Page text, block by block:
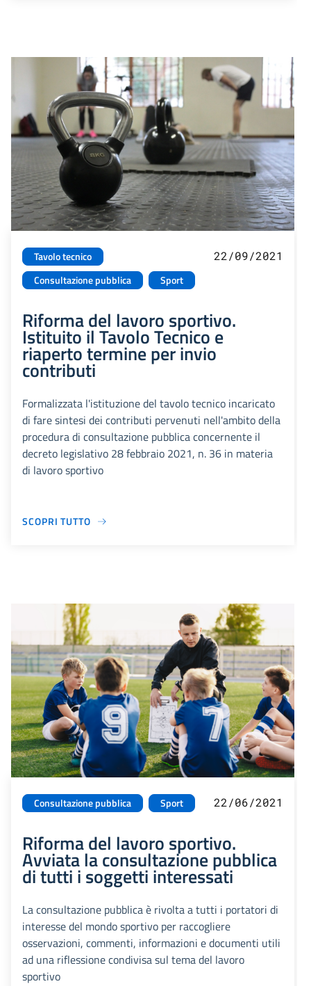
Tavolo tecnico
Consultazione pubblica
Sport
22/09/2021
Riforma del lavoro sportivo.
Istituito il Tavolo Tecnico e
riaperto termine per invio
contributi
Formalizzata l'istituzione del tavolo tecnico incaricato
di fare sintesi dei contributi pervenuti nell'ambito della
procedura di consultazione pubblica concernente il
decreto legislativo 28 febbraio 2021, n. 36 in materia
di lavoro sportivo
SCOPRI TUTTO
Consultazione pubblica Sport 22/06/2021
Riforma del lavoro sportivo.
Avviata la consultazione pubblica
di tutti i soggetti interessati
La consultazione pubblica è rivolta a tutti i portatori di
interesse del mondo sportivo per raccogliere
osservazioni, commenti, informazioni e documenti utili
ad una riflessione condivisa sul tema del lavoro
sportivo